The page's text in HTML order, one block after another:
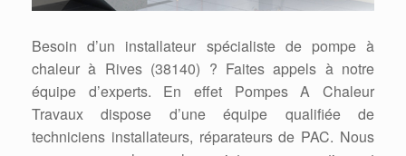
Besoin d’un installateur spécialiste de pompe à
chaleur à Rives (38140) ? Faites appels à notre
équipe d’experts. En effet Pompes A Chaleur
Travaux dispose d’une équipe qualifiée de
techniciens installateurs, réparateurs de PAC. Nous